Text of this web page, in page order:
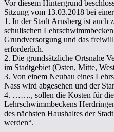
Vor diesem Hintergrund
Sitzung vom 13.03.2018 bei
1. In der Stadt Arnsberg ist auch
schulischen
Grundversorgung und das
erforderlich.
2. Die grundsätzliche Ortsnahe
im Stadtgebiet (Osten, Mitte,
3. Von einem Neubau eines
Nass wird abgesehen und der
4. ……., sollen die Kosten für die
Lehrschwimmbeckens
des nächsten Haushaltes der
werden“.